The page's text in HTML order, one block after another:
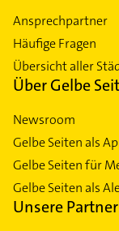
Ansprechpartner
Häufige Fragen
Übersicht aller
Über Gelbe
Newsroom
Gelbe Seiten als
Gelbe Seiten für
Gelbe Seiten als
Unsere Partner